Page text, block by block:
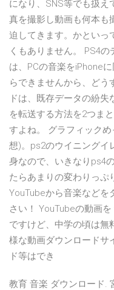
になり、SNS等でも扱え
真を撮影し動画も何本も
迫してきます。かといっ
くもありません。 PS4
は、PCの音楽をiPhone
らできませんから、どう
ドは、既存データの紛
を転送する方法を2つま
すよね。 グラフィック
想)。ps2のウイニングイ
身なので、いきなりps4
たらあまりの変わりっぷ
YouTubeから音楽などを
さい！ YouTubeの動画
ですけど、中学の頃は無
様な動画ダウンロードサ
ド等はでき
教育 音楽 ダウンロード.